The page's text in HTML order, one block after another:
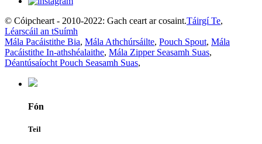
© Cóipcheart - 2010-2022: Gach ceart ar cosaint.Táirgí Te,
Léarscáil an tSuímh
Mála Pacáistithe Bia, Mála Athchúrsáilte, Pouch Spout, Mála
Pacáistithe In-athshéalaithe, Mála Zipper Seasamh Suas,
Déantúsaíocht Pouch Seasamh Suas,
Fón
Teil